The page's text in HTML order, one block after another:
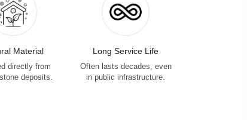
Material
directly from
deposits.
Long Service Life
Often lasts decades, even
in public infrastructure.